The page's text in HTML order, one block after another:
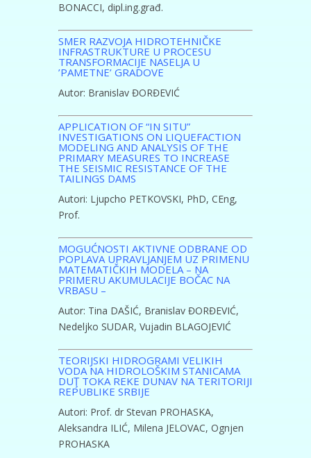
BONACCI, dipl.ing.građ.
SMER RAZVOJA HIDROTEHNIČKE
INFRASTRUKTURE U PROCESU
TRANSFORMACIJE NASELJA U
’PAMETNE’ GRADOVE
Autor: Branislav ĐORĐEVIĆ
APPLICATION OF “IN SITU”
INVESTIGATIONS ОN LIQUEFACTION
MODELING AND ANALYSIS OF THE
PRIMARY MEASURES TO INCREASE
THE SEISMIC RESISTANCE OF THE
TAILINGS DAMS
Autori: Ljupcho PETKOVSKI, PhD, CEng,
Prof.
MOGUĆNOSTI AKTIVNE ODBRANE OD
POPLAVA UPRAVLJANJEM UZ PRIMENU
MATEMATIČKIH MODELA – NA
PRIMERU AKUMULACIJE BOČAC NA
VRBASU –
Autor: Tina DAŠIĆ, Branislav ĐORĐEVIĆ,
Nedeljko SUDAR, Vujadin BLAGOJEVIĆ
TEORIJSKI HIDROGRAMI VELIKIH
VODA NA HIDROLOŠKIM STANICAMA
DUŢ TOKA REKE DUNAV NA TERITORIJI
REPUBLIKE SRBIJE
Autori: Prof. dr Stevan PROHASKA,
Aleksandra ILIĆ, Milena JELOVAC, Ognjen
PROHASKA